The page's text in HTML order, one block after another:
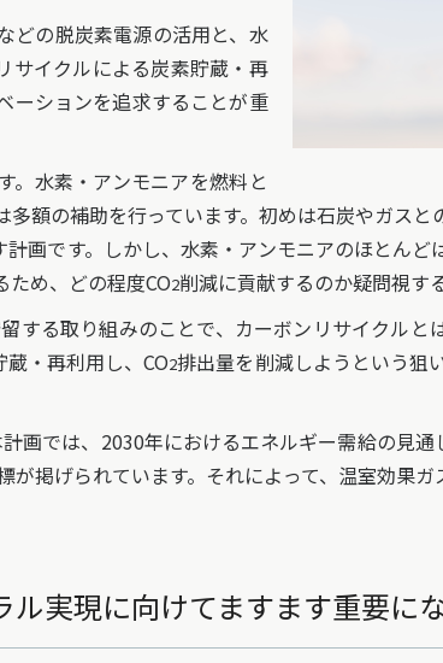
どの脱炭素電源の活用と、水
サイクルによる炭素貯蔵・再
ーションを追求することが重
。水素・アンモニアを燃料と
額の補助を行っています。初めは石炭やガス
画です。しかし、水素・アンモニアのほとんど
め、どの程度CO2削減に貢献するのか疑問視す
する取り組みのことで、カーボンリサイクルと
・再利用し、CO2排出量を削減しようという狙
画では、2030年におけるエネルギー需給の見
掲げられています。それによって、温室効果ガ
ル実現に向けてますます重要に